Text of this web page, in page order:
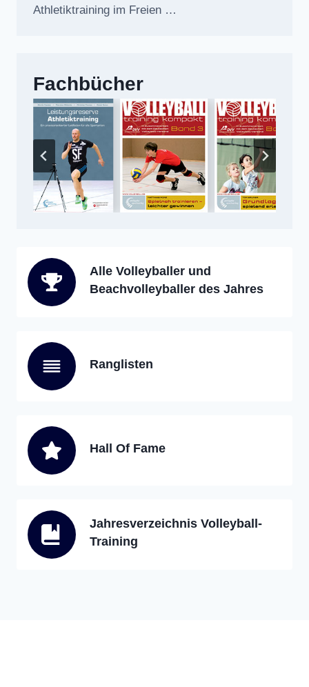
Athletiktraining im Freien …
Fachbücher
Alle Volleyballer und
Beachvolleyballer des Jahres
Ranglisten
Hall Of Fame
Jahresverzeichnis Volleyball-
Training